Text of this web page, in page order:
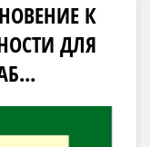
К
ДЛЯ